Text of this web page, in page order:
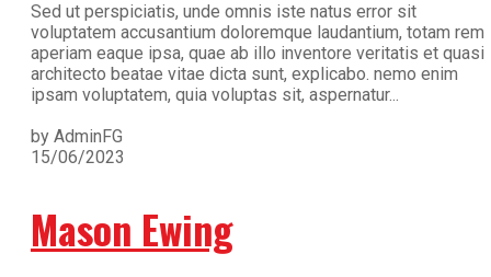
Sed ut perspiciatis, unde omnis iste natus error sit
voluptatem accusantium doloremque laudantium, totam rem
aperiam eaque ipsa, quae ab illo inventore veritatis et quasi
architecto beatae vitae dicta sunt, explicabo. nemo enim
ipsam voluptatem, quia voluptas sit, aspernatur...
by AdminFG
15/06/2023
Mason Ewing